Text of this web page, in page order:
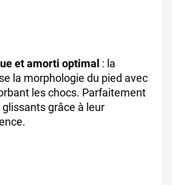
et amorti optimal : la
la morphologie du pied avec
les chocs. Parfaitement
grâce à leur